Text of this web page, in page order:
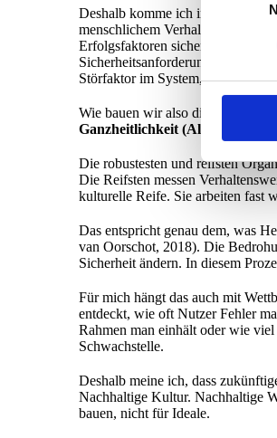
Selection
Deshalb komme ich immer
menschlichem Verhalten
Erfolgsfaktoren sicherer digitaler
Sicherheitsanforderungen
Störfaktor im System, eristdas
Wie bauen wir also digitale
Ganzheitlichkeit (Allrisiko) und
Die robustesten und reifsten
Die Reifsten messen
kulturelle Reife. Sie arbeiten fast
Das entspricht genau dem, was
van Oorschot, 2018). Die
Sicherheit ändern. In diesem
Für mich hängt das auch mit
entdeckt, wie oft Nutzer Fehler
Rahmen man einhält oder wie
Schwachstelle.
Deshalb meine ich, dass
Nachhaltige Kultur. Nachhaltige
bauen, nicht für Ideale.